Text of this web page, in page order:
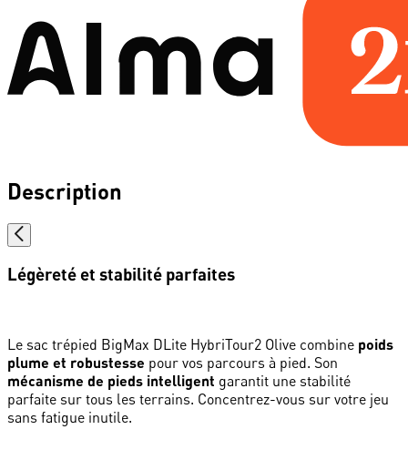
Description
Légèreté et stabilité parfaites
Le sac trépied BigMax DLite HybriTour2 Olive combine poids
plume et robustesse pour vos parcours à pied. Son
mécanisme de pieds intelligent garantit une stabilité
parfaite sur tous les terrains. Concentrez-vous sur votre jeu
sans fatigue inutile.